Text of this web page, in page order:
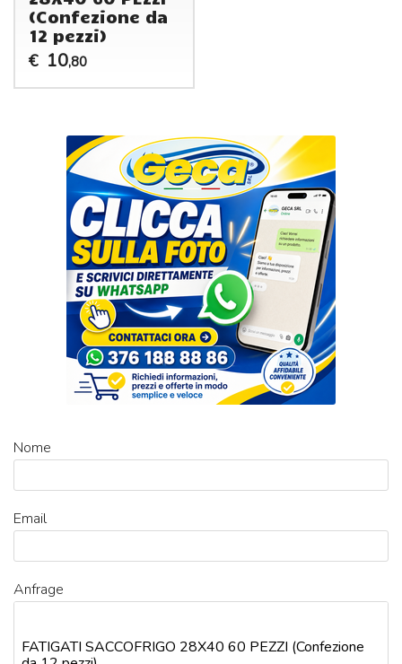
(Confezione da
12 pezzi)
€ 10,80
Nome
Email
Anfrage